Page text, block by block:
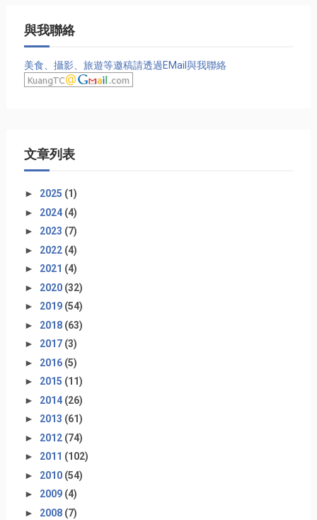
與我聯絡
美食、攝影、旅遊等邀稿請透過EMail與我聯絡
文章列表
► 2025 (1)
► 2024 (4)
► 2023 (7)
► 2022 (4)
► 2021 (4)
► 2020 (32)
► 2019 (54)
► 2018 (63)
► 2017 (3)
► 2016 (5)
► 2015 (11)
► 2014 (26)
► 2013 (61)
► 2012 (74)
► 2011 (102)
► 2010 (54)
► 2009 (4)
► 2008 (7)